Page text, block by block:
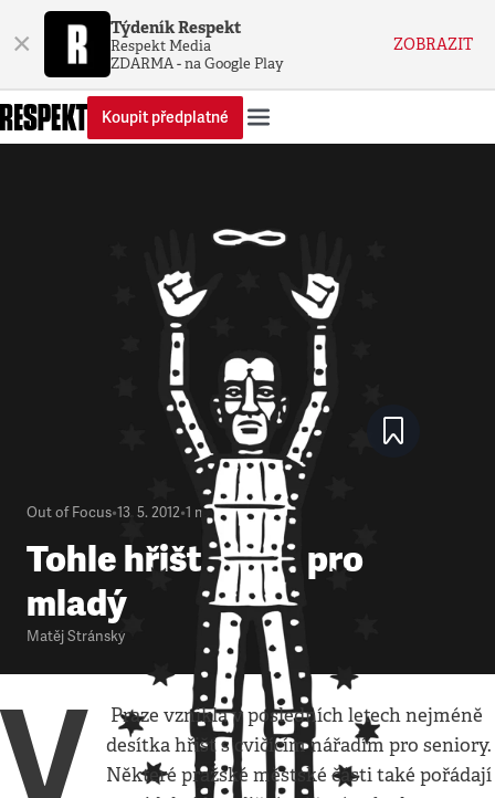
× Týdeník Respekt
Respekt Media
ZDARMA - na Google Play
ZOBRAZIT
Koupit předplatné
Out of Focus•13. 5. 2012•1 minuta
Tohle hřiště není pro
mladý
Matěj Stránský
V
Praze vznikla v posledních letech nejméně
desítka hřišť s cvičícím nářadím pro seniory.
Některé pražské městské části také pořádají